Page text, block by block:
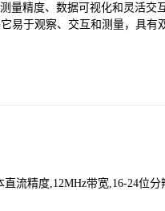
量精度、数据可视化和灵活交
易于观察、交互和测量，具有
流精度,12MHz带宽,16-24位分